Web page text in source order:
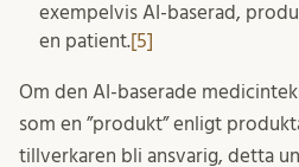
exempelvis AI-baserad,
en patient.[5]
Om den AI-baserade
som en ”produkt” enligt
tillverkaren bli ansvarig, detta